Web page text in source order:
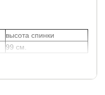
высота спинки
99 см.